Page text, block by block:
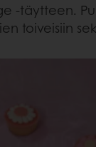
-täytteen.
toiveisiin